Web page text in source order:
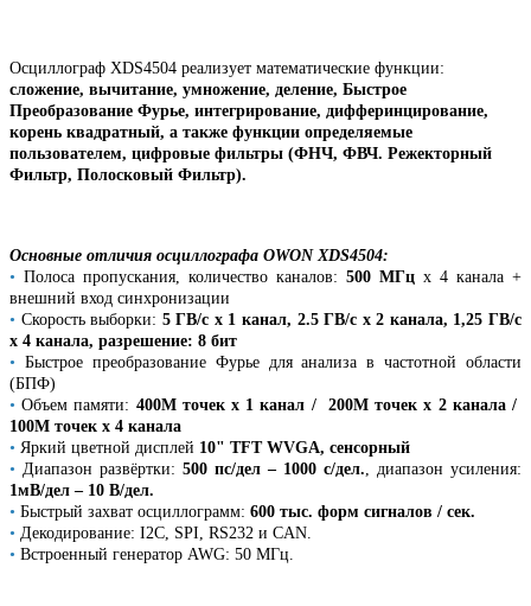
Осциллограф XDS4504 реализует математические функции:
сложение, вычитание, умножение, деление, Быстрое
Преобразование Фурье, интегрирование, дифферинцирование,
корень квадратный, а также функции определяемые
пользователем, цифровые фильтры (ФНЧ, ФВЧ. Режекторный
Фильтр, Полосковый Фильтр).
Основные отличия осциллографа OWON XDS4504:
• Полоса пропускания, количество каналов: 500 МГц х 4 канала +
внешний вход синхронизации
• Скорость выборки: 5 ГВ/с х 1 канал, 2.5 ГВ/с х 2 канала, 1,25 ГВ/с
х 4 канала, разрешение: 8 бит
• Быстрое преобразование Фурье для анализа в частотной области
(БПФ)
•Объем памяти: 400М точек х 1 канал / 200М точек х 2 канала/
100М точек х 4 канала
• Яркий цветной дисплей 10" TFT WVGA, сенсорный
• Диапазон развёртки: 500 пс/дел – 1000 с/дел., диапазон усиления:
1мВ/дел – 10 В/дел.
• Быстрый захват осциллограмм: 600 тыс. форм сигналов / сек.
• Декодирование: I2C, SPI, RS232 и CAN.
• Встроенный генератор AWG: 50 МГц.